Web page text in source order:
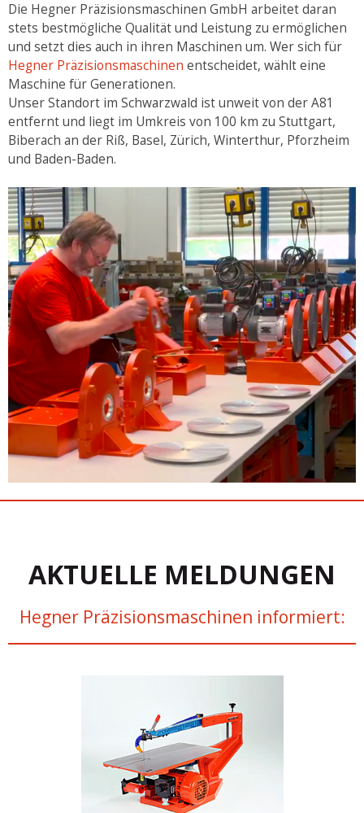
Die Hegner Präzisionsmaschinen GmbH arbeitet daran
stets bestmögliche Qualität und Leistung zu ermöglichen
und setzt dies auch in ihren Maschinen um. Wer sich für
Hegner Präzisionsmaschinen entscheidet, wählt eine
Maschine für Generationen.
Unser Standort im Schwarzwald ist unweit von der A81
entfernt und liegt im Umkreis von 100 km zu Stuttgart,
Biberach an der Riß, Basel, Zürich, Winterthur, Pforzheim
und Baden-Baden.
AKTUELLE MELDUNGEN
Hegner Präzisionsmaschinen informiert: